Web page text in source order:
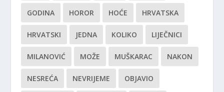
GODINA HOROR HOĆE HRVATSKA
HRVATSKI JEDNA KOLIKO LIJEČNICI
MILANOVIĆ MOŽE MUŠKARAC NAKON
NESREĆA NEVRIJEME OBJAVIO